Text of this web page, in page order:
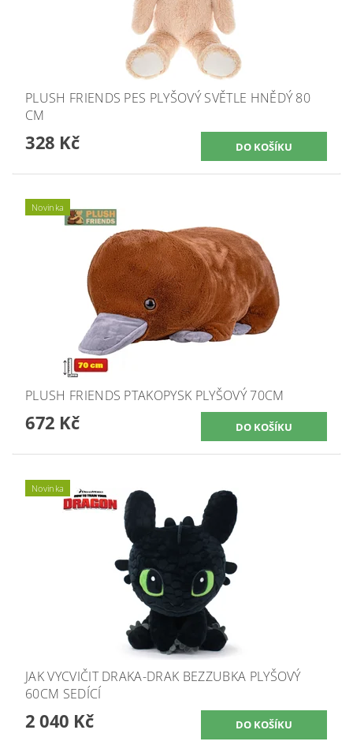
PLUSH FRIENDS PES PLYŠOVÝ SVĚTLE HNĚDÝ 80
CM
328 Kč
Novinka
PLUSH FRIENDS PTAKOPYSK PLYŠOVÝ 70CM
672 Kč
Novinka
JAK VYCVIČIT DRAKA-DRAK BEZZUBKA PLYŠOVÝ
60CM SEDÍCÍ
2 040 Kč